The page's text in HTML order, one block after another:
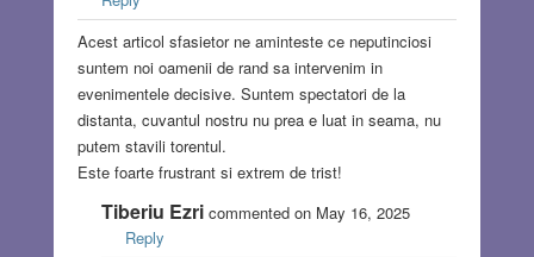
Acest articol sfasietor ne aminteste ce neputinciosi
suntem noi oamenii de rand sa intervenim in
evenimentele decisive. Suntem spectatori de la
distanta, cuvantul nostru nu prea e luat in seama, nu
putem stavili torentul.
Este foarte frustrant si extrem de trist!
Tiberiu Ezricommented on May 16, 2025
Reply